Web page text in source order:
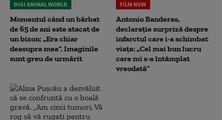
DIGI ANIMAL WORLD
Momentul când un bărbat
de 65 de ani este atacat de
un bizon: „Era chiar
deasupra mea”. Imaginile
sunt greu de urmărit
FILM NOW
Antonio Banderas,
declarație surpriză despre
infarctul care i-a schimbat
viața: „Cel mai bun lucru
care mi s-a întâmplat
vreodată”